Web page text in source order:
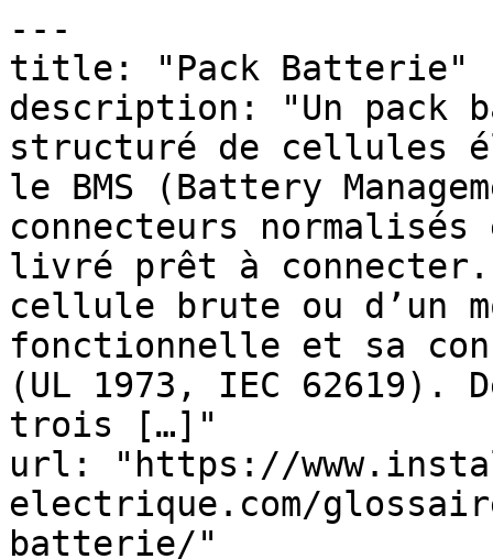
---
title: "Pack Batterie"
description: "Un pack
structuré de cellules
le BMS (Battery
connecteurs
livré prêt à
cellule brute ou d’un
fonctionnelle et sa
(UL 1973, IEC
trois […]"
url: "https://
electrique.com/
batterie/"